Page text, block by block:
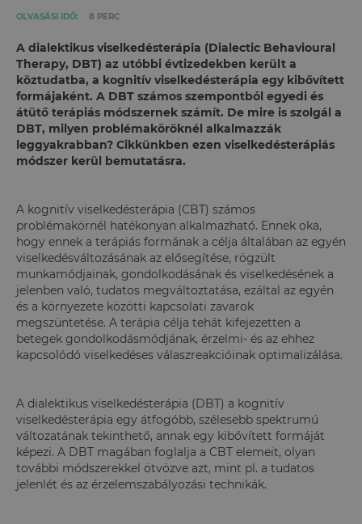
OLVASÁSI IDŐ: 8 PERC
A dialektikus viselkedésterápia (Dialectic Behavioural
Therapy, DBT) az utóbbi évtizedekben került a
köztudatba, a kognitív viselkedésterápia egy kibővített
formájaként. A DBT számos szempontból egyedi és
átütő terápiás módszernek számít. De mire is szolgál a
DBT, milyen problémaköröknél alkalmazzák
leggyakrabban? Cikkünkben ezen viselkedésterápiás
módszer kerül bemutatásra.
A kognitív viselkedésterápia (CBT) számos
problémakörnél hatékonyan alkalmazható. Ennek oka,
hogy ennek a terápiás formának a célja általában az egyén
viselkedésváltozásának az elősegítése, rögzült
munkamódjainak, gondolkodásának és viselkedésének a
jelenben való, tudatos megváltoztatása, ezáltal az egyén
és a környezete közötti kapcsolati zavarok
megszüntetése. A terápia célja tehát kifejezetten a
betegek gondolkodásmódjának, érzelmi- és az ehhez
kapcsolódó viselkedéses válaszreakcióinak optimalizálása.
A dialektikus viselkedésterápia (DBT) a kognitív
viselkedésterápia egy átfogóbb, szélesebb spektrumú
változatának tekinthető, annak egy kibővített formáját
képezi. A DBT magában foglalja a CBT elemeit, olyan
további módszerekkel ötvözve azt, mint pl. a tudatos
jelenlét és az érzelemszabályozási technikák.